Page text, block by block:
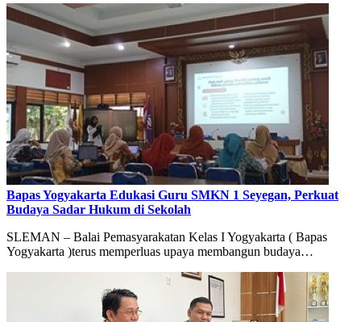
Bapas Yogyakarta Edukasi Guru SMKN 1 Seyegan, Perkuat
Budaya Sadar Hukum di Sekolah
SLEMAN – Balai Pemasyarakatan Kelas I Yogyakarta ( Bapas
Yogyakarta )terus memperluas upaya membangun budaya…